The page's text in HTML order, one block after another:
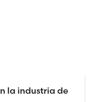
la industria de